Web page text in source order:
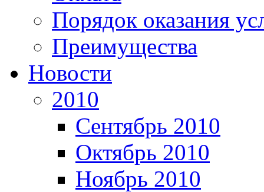
Порядок оказания
Преимущества
Новости
2010
Сентябрь 2010
Октябрь 2010
Ноябрь 2010